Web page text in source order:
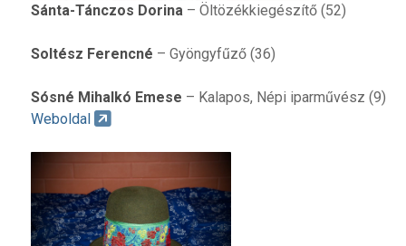
Sánta-Tánczos Dorina – Öltözékkiegészítő (52)
Soltész Ferencné – Gyöngyfűző (36)
Sósné Mihalkó Emese – Kalapos, Népi iparművész (9)
Weboldal